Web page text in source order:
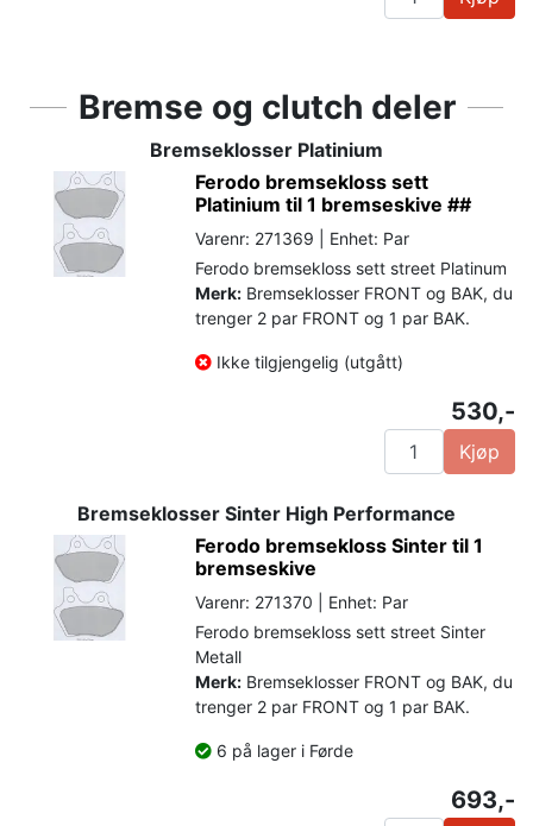
Bremse og clutch deler
Bremseklosser Platinium
Ferodo bremsekloss sett
Platinium til 1 bremseskive ##
Varenr: 271369 | Enhet: Par
Ferodo bremsekloss sett street Platinum
Merk: Bremseklosser FRONT og BAK, du
trenger 2 par FRONT og 1 par BAK.
Ikke tilgjengelig (utgått)
530,-
Kjøp
Bremseklosser Sinter High Performance
Ferodo bremsekloss Sinter til 1
bremseskive
Varenr: 271370 | Enhet: Par
Ferodo bremsekloss sett street Sinter
Metall
Merk: Bremseklosser FRONT og BAK, du
trenger 2 par FRONT og 1 par BAK.
6 på lager i Førde
693,-